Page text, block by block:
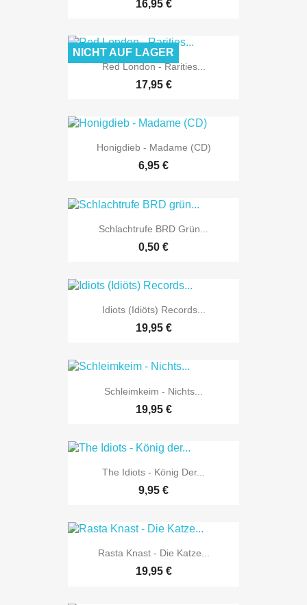
16,95 €
Red London - Rarities...
17,95 €
NICHT AUF LAGER
Honigdieb - Madame (CD)
6,95 €
Schlachtrufe BRD Grün...
0,50 €
Idiots (Idiöts) Records...
19,95 €
Schleimkeim - Nichts...
19,95 €
The Idiots - König Der...
9,95 €
Rasta Knast - Die Katze...
19,95 €